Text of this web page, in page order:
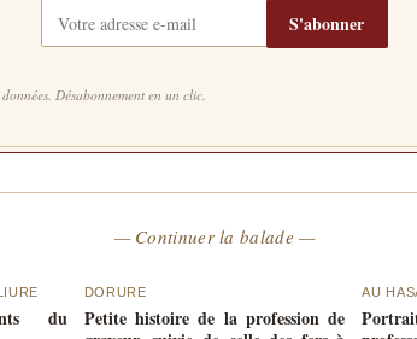
S'abonner
Désabonnement en un clic.
— Continuer la balade —
du
DORURE
Petite histoire de la profession de
AU